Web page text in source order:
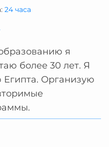
24 часа
я
более 30 лет. Я
Организую